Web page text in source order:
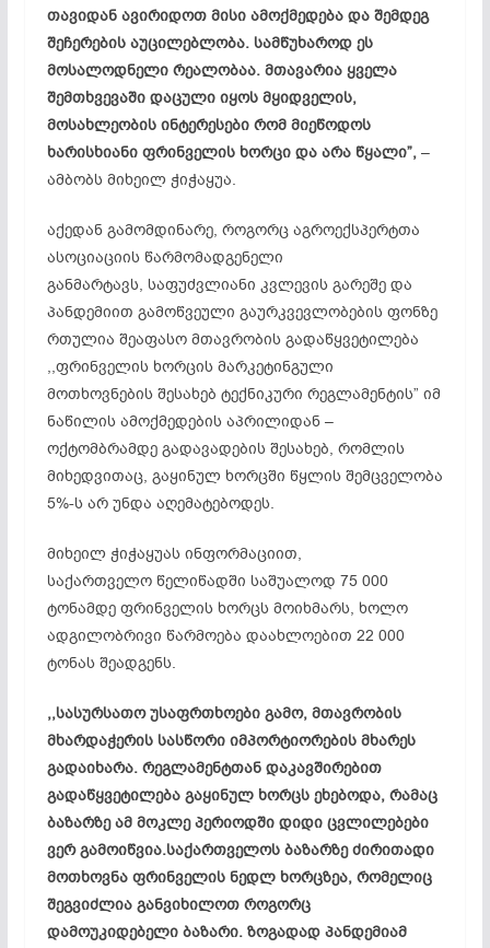
თავიდან ავირიდოთ მისი ამოქმედება და შემდეგ
შეჩერების აუცილებლობა. სამწუხაროდ ეს
მოსალოდნელი რეალობაა. მთავარია ყველა
შემთხვევაში დაცული იყოს მყიდველის,
მოსახლეობის ინტერესები რომ მიეწოდოს
ხარისხიანი ფრინველის ხორცი და არა წყალი”, –
ამბობს მიხეილ ჭიჭაყუა.
აქედან გამომდინარე, როგორც აგროექსპერტთა
ასოციაციის წარმომადგენელი
განმარტავს, საფუძვლიანი კვლევის გარეშე და
პანდემიით გამოწვეული გაურკვევლობების ფონზე
რთულია შეაფასო მთავრობის გადაწყვეტილება
,,ფრინველის ხორცის მარკეტინგული
მოთხოვნების შესახებ ტექნიკური რეგლამენტის” იმ
ნაწილის ამოქმედების აპრილიდან –
ოქტომბრამდე გადავადების შესახებ, რომლის
მიხედვითაც, გაყინულ ხორცში წყლის შემცველობა
5%-ს არ უნდა აღემატებოდეს.
მიხეილ ჭიჭაყუას ინფორმაციით,
საქართველო წელიწადში საშუალოდ 75 000
ტონამდე ფრინველის ხორცს მოიხმარს, ხოლო
ადგილობრივი წარმოება დაახლოებით 22 000
ტონას შეადგენს.
,,სასურსათო უსაფრთხოები გამო, მთავრობის
მხარდაჭერის სასწორი იმპორტიორების მხარეს
გადაიხარა. რეგლამენტთან დაკავშირებით
გადაწყვეტილება გაყინულ ხორცს ეხებოდა, რამაც
ბაზარზე ამ მოკლე პერიოდში დიდი ცვლილებები
ვერ გამოიწვია.საქართველოს ბაზარზე ძირითადი
მოთხოვნა ფრინველის ნედლ ხორცზეა, რომელიც
შეგვიძლია განვიხილოთ როგორც
დამოუკიდებელი ბაზარი. ზოგადად პანდემიამ